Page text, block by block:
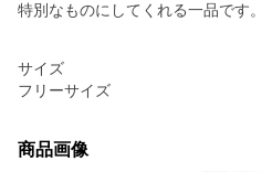
特別なものにしてくれる一品です。
サイズ
フリーサイズ
商品画像